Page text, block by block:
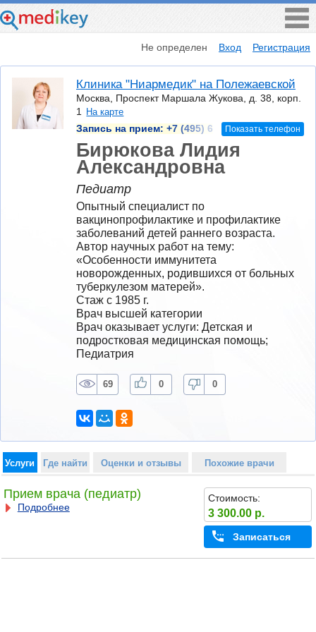
Не определен Вход Регистрация
Клиника "Ниармедик" на Полежаевской
Москва, Проспект Маршала Жукова, д. 38, корп.
1
На карте
Запись на прием: +7 (495) 6 Показать телефон
Бирюкова Лидия
Александровна
Педиатр
Опытный специалист по
вакцинопрофилактике и профилактике
заболеваний детей раннего возраста.
Автор научных работ на тему:
«Особенности иммунитета
новорожденных, родившихся от больных
туберкулезом матерей».
Стаж с 1985 г.
Врач высшей категории
Врач оказывает услуги: Детская и
подростковая медицинская помощь;
Педиатрия
69 0 0
Услуги Где найти Оценки и отзывы Похожие врачи
Прием врача (педиатр)
Подробнее
Стоимость:
3 300.00 р.
Записаться